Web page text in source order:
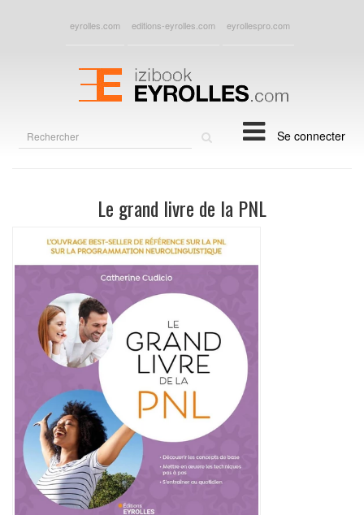
eyrolles.com editions-eyrolles.com eyrollespro.com
Se connecter
Le grand livre de la PNL